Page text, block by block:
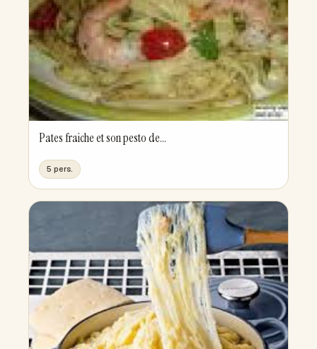
Pates fraiche et son pesto de...
5 pers.